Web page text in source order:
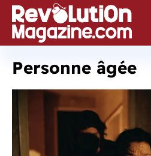
Aller
au
contenu
Personne âgée